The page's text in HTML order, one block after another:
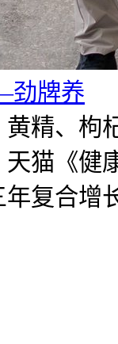
劲牌养
精、枸
猫《健
复合增